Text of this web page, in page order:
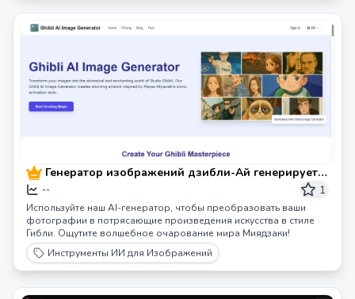
Генератор изображений дзибли-Ай генерирует
искусство стиля дзибли
-- 1
Используйте наш AI-генератор, чтобы преобразовать ваши
фотографии в потрясающие произведения искусства в стиле
Гибли. Ощутите волшебное очарование мира Миядзаки!
Инструменты ИИ для Изображений